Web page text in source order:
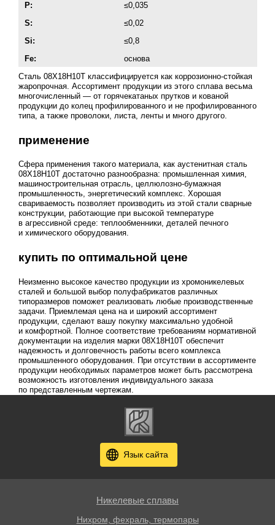
P:
≤0,035
S:
≤0,02
Si:
≤0,8
Fe:
основа
Сталь 08Х18Н10Т классифицируется как коррозионно-стойкая
жаропрочная. Ассортимент продукции из этого сплава весьма
многочисленный — от горячекатаных прутков и кованой
продукции до колец профилированного и не профилированного
типа, а также проволоки, листа, ленты и много другого.
применение
Сфера применения такого материала, как аустенитная сталь
08Х18Н10Т достаточно разнообразна: промышленная химия,
машиностроительная отрасль, целлюлозно-бумажная
промышленность, энергетический комплекс. Хорошая
свариваемость позволяет производить из этой стали сварные
конструкции, работающие при высокой температуре
в агрессивной среде: теплообменники, деталей печного
и химического оборудования.
купить по оптимальной цене
Неизменно высокое качество продукции из хромоникелевых
сталей и большой выбор полуфабрикатов различных
типоразмеров поможет реализовать любые производственные
задачи. Приемлемая цена на и широкий ассортимент
продукции, сделают вашу покупку максимально удобной
и комфортной. Полное соответствие требованиям нормативной
документации на изделия марки 08Х18Н10Т обеспечит
надежность и долговечность работы всего комплекса
промышленного оборудования. При отсутствии в ассортименте
продукции необходимых параметров может быть рассмотрена
возможность изготовления индивидуального заказа
по представленным чертежам.
Язык сайта
Никелевые сплавы
Нихром, фехраль, термопары